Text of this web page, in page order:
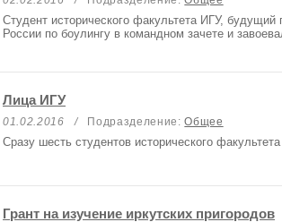
Студент исторического факультета ИГУ,
России по боулингу в командном зачете и
Лица ИГУ
01.02.2016 /Подразделение:Общее
Сразу шесть студентов исторического
Грант на изучение иркутских пригородов